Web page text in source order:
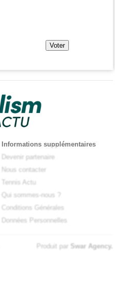
Informations supplémentaires
Devenir partenaire
Nous contacter
Tennis Actu
Qui sommes-nous ?
Conditions Générales
Données Personnelles
Produit par Swar Agency.